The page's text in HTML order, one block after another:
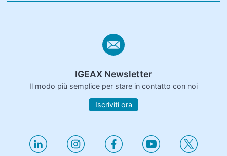
IGEAX Newsletter
Il modo più semplice per stare in contatto con noi
Iscriviti ora